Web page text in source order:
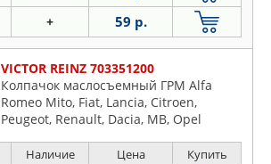
+ 59 р.
VICTOR REINZ 703351200
Колпачок маслосъемный ГРМ Alfa
Romeo Mito, Fiat, Lancia, Citroen,
Peugeot, Renault, Dacia, MB, Opel
Наличие Цена Купить